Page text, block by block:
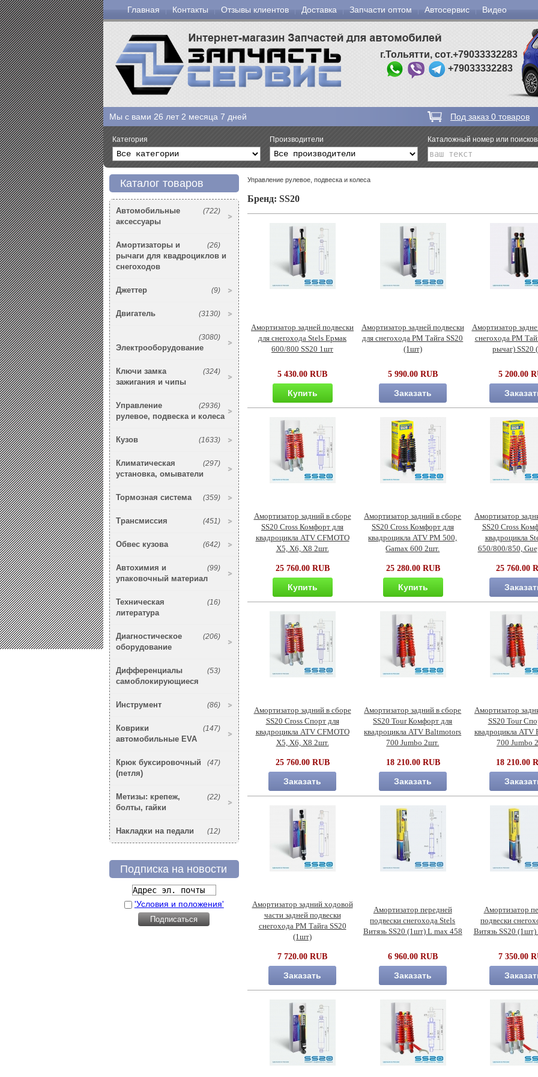
Главная Контакты Отзывы клиентов Доставка Запчасти оптом Автосервис Видео
г.Тольятти, сот.+79033332283
+79033332283
Мы с вами 26 лет 2 месяца 7 дней Под заказ 0 товаров
Категория Производители Каталожный номер или
Каталог товаров
(722)
Автомобильные
аксессуары
(26)
Амортизаторы и
рычаги для квадроциклов и
снегоходов
(9)
Джеттер
(3130)
Двигатель
(3080)
Электрооборудование
(324)
Ключи замка
зажигания и чипы
(2936)
Управление
рулевое, подвеска и колеса
(1633)
Кузов
(297)
Климатическая
установка, омыватели
(359)
Тормозная система
(451)
Трансмиссия
(642)
Обвес кузова
(99)
Автохимия и
упаковочный материал
(16)
Техническая
литература
(206)
Диагностическое
оборудование
(53)
Дифференциалы
самоблокирующиеся
(86)
Инструмент
(147)
Коврики
автомобильные EVA
(47)
Крюк буксировочный
(петля)
(22)
Метизы: крепеж,
болты, гайки
(12)
Накладки на педали
Подписка на новости
'Условия и положения'
Управление рулевое, подвеска и колеса
Бренд: SS20
Амортизатор задней подвески
для снегохода Stels Ермак
600/800 SS20 1шт
5 430.00 RUB
Купить
Амортизатор задней подвески
для снегохода РМ Тайга SS20
(1шт)
5 990.00 RUB
Заказать
Амортизатор
снегохода РМ
рычаг) SS20
5 200.00
Амортизатор задний в сборе
SS20 Cross Комфорт для
квадроцикла ATV CFMOTO
X5, X6, X8 2шт.
25 760.00 RUB
Купить
Амортизатор задний в сборе
SS20 Cross Комфорт для
квадроцикла ATV PM 500,
Gamax 600 2шт.
25 280.00 RUB
Купить
Амортизатор
SS20 Cross
квадроцикла
650/800/850,
25 760.00
Амортизатор задний в сборе
SS20 Cross Спорт для
квадроцикла ATV CFMOTO
X5, X6, X8 2шт.
25 760.00 RUB
Заказать
Амортизатор задний в сборе
SS20 Tour Комфорт для
квадроцикла ATV Baltmotors
700 Jumbo 2шт.
18 210.00 RUB
Заказать
Амортизатор
SS20 Tour
квадроцикла ATV
700 Jumbo
18 210.00
Амортизатор задний ходовой
части задней подвески
снегохода РМ Тайга SS20
(1шт)
7 720.00 RUB
Заказать
Амортизатор передней
подвески снегохода Stels
Витязь SS20 (1шт) L max 458
6 960.00 RUB
Заказать
Амортизатор
подвески
Витязь SS20
7 350.00